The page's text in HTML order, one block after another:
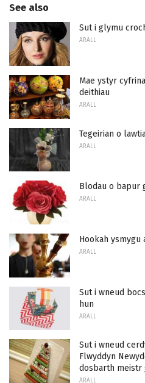
See also
Sut i glymu
ARALL
Mae ystyr
deithiau
ARALL
Tegeirian o
ARALL
Blodau o bapur
ARALL
Hookah
ARALL
Sut i wneud
hun
ARALL
Sut i wneud
Flwyddyn
dosbarth meistr
ARALL